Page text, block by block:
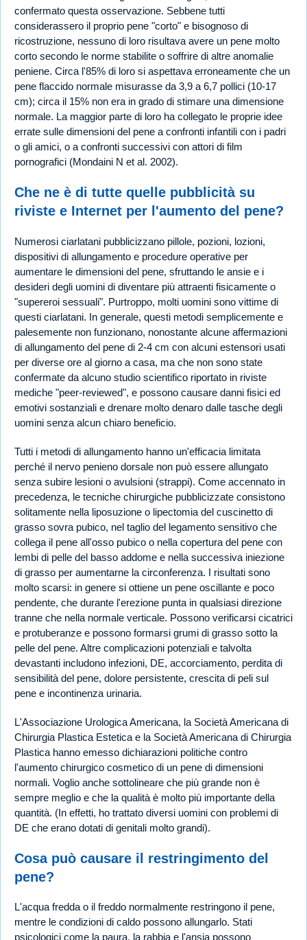
confermato questa osservazione. Sebbene tutti
considerassero il proprio pene "corto" e bisognoso di
ricostruzione, nessuno di loro risultava avere un pene molto
corto secondo le norme stabilite o soffrire di altre anomalie
peniene. Circa l'85% di loro si aspettava erroneamente che un
pene flaccido normale misurasse da 3,9 a 6,7 pollici (10-17
cm); circa il 15% non era in grado di stimare una dimensione
normale. La maggior parte di loro ha collegato le proprie idee
errate sulle dimensioni del pene a confronti infantili con i padri
o gli amici, o a confronti successivi con attori di film
pornografici (Mondaini N et al. 2002).
Che ne è di tutte quelle pubblicità su
riviste e Internet per l'aumento del pene?
Numerosi ciarlatani pubblicizzano pillole, pozioni, lozioni,
dispositivi di allungamento e procedure operative per
aumentare le dimensioni del pene, sfruttando le ansie e i
desideri degli uomini di diventare più attraenti fisicamente o
"supereroi sessuali". Purtroppo, molti uomini sono vittime di
questi ciarlatani. In generale, questi metodi semplicemente e
palesemente non funzionano, nonostante alcune affermazioni
di allungamento del pene di 2-4 cm con alcuni estensori usati
per diverse ore al giorno a casa, ma che non sono state
confermate da alcuno studio scientifico riportato in riviste
mediche "peer-reviewed", e possono causare danni fisici ed
emotivi sostanziali e drenare molto denaro dalle tasche degli
uomini senza alcun chiaro beneficio.
Tutti i metodi di allungamento hanno un'efficacia limitata
perché il nervo penieno dorsale non può essere allungato
senza subire lesioni o avulsioni (strappi). Come accennato in
precedenza, le tecniche chirurgiche pubblicizzate consistono
solitamente nella liposuzione o lipectomia del cuscinetto di
grasso sovra pubico, nel taglio del legamento sensitivo che
collega il pene all'osso pubico o nella copertura del pene con
lembi di pelle del basso addome e nella successiva iniezione
di grasso per aumentarne la circonferenza. I risultati sono
molto scarsi: in genere si ottiene un pene oscillante e poco
pendente, che durante l'erezione punta in qualsiasi direzione
tranne che nella normale verticale. Possono verificarsi cicatrici
e protuberanze e possono formarsi grumi di grasso sotto la
pelle del pene. Altre complicazioni potenziali e talvolta
devastanti includono infezioni, DE, accorciamento, perdita di
sensibilità del pene, dolore persistente, crescita di peli sul
pene e incontinenza urinaria.
L'Associazione Urologica Americana, la Società Americana di
Chirurgia Plastica Estetica e la Società Americana di Chirurgia
Plastica hanno emesso dichiarazioni politiche contro
l'aumento chirurgico cosmetico di un pene di dimensioni
normali. Voglio anche sottolineare che più grande non è
sempre meglio e che la qualità è molto più importante della
quantità. (In effetti, ho trattato diversi uomini con problemi di
DE che erano dotati di genitali molto grandi).
Cosa può causare il restringimento del
pene?
L'acqua fredda o il freddo normalmente restringono il pene,
mentre le condizioni di caldo possono allungarlo. Stati
psicologici come la paura, la rabbia e l'ansia possono